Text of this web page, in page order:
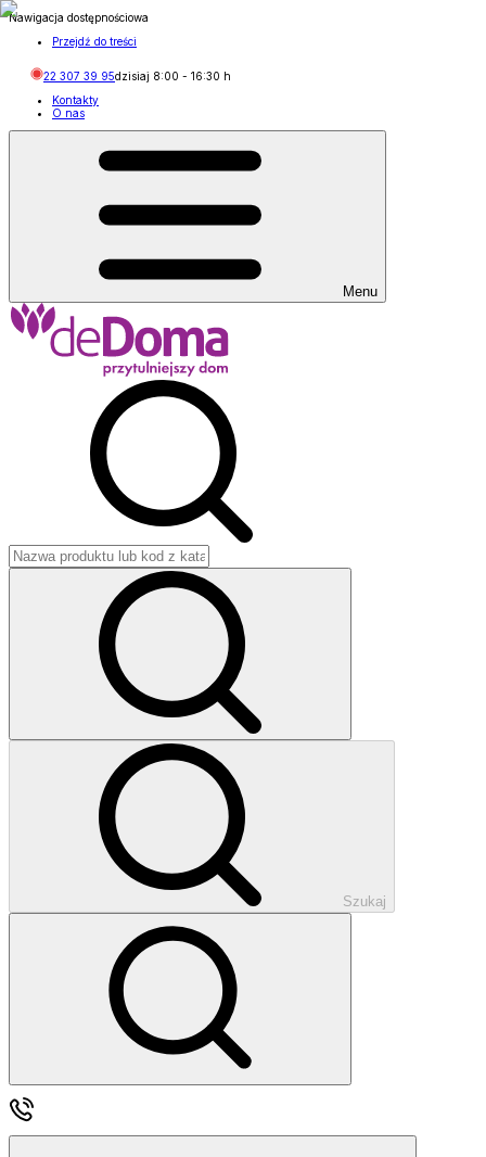
Nawigacja dostępnościowa
Przejdź do treści
22 307 39 95dzisiaj 8:00 - 16:30 h
Kontakty
O nas
Menu
Szukaj